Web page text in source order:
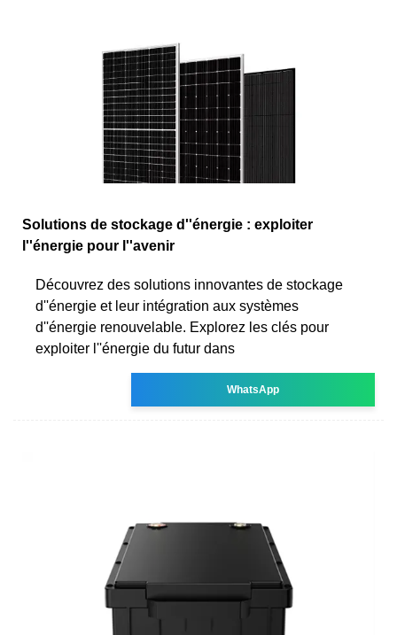
Solutions de stockage d''énergie : exploiter
l''énergie pour l''avenir
Découvrez des solutions innovantes de stockage
d''énergie et leur intégration aux systèmes
d''énergie renouvelable. Explorez les clés pour
exploiter l''énergie du futur dans
WhatsApp